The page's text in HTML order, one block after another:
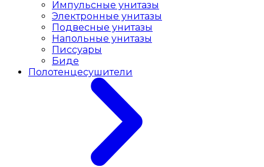
Импульсные унитазы
Электронные унитазы
Подвесные унитазы
Напольные унитазы
Писсуары
Биде
Полотенцесушители